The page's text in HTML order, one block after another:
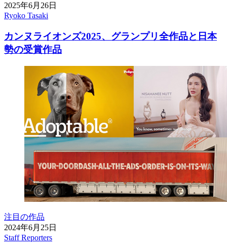
2025年6月26日
Ryoko Tasaki
カンヌライオンズ2025、グランプリ全作品と日本
勢の受賞作品
注目の作品
2024年6月25日
Staff Reporters